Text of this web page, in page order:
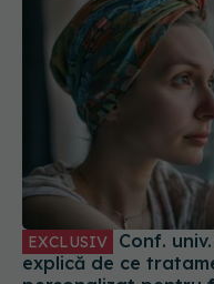
EXCLUSIV Conf. univ. dr. Lucia Stănculeanu
explică de ce
personalizat pentru